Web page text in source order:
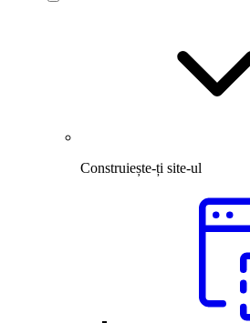
Construiește-ți site-ul